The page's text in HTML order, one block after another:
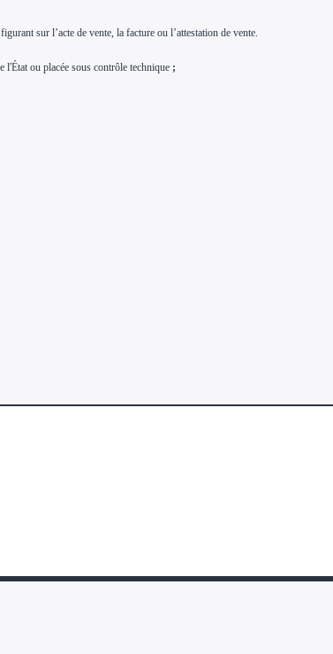
sur l’acte de vente, la facture ou l’attestation de vente.
l'État ou placée sous contrôle technique ;